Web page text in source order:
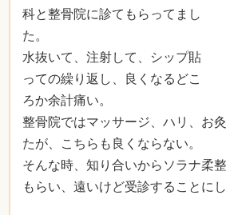
科と整骨院に診てもらってまし
た。
水抜いて、注射して、シップ貼
っての繰り返し、良くなるどこ
ろか余計痛い。
整骨院ではマッサージ、ハリ、お
たが、こちらも良くならない。
そんな時、知り合いからソラナ柔
もらい、遠いけど受診することにし